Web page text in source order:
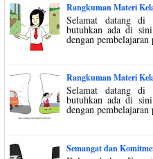
Rangkuman Materi
Selamat datang
butuhkan ada di
dengan
Rangkuman Materi
Selamat datang
butuhkan ada di
dengan
Semangat dan